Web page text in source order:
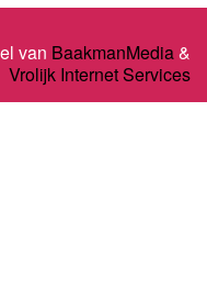
van BaakmanMedia&
Vrolijk Internet Services